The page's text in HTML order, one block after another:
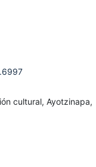
cultural, Ayotzinapa,